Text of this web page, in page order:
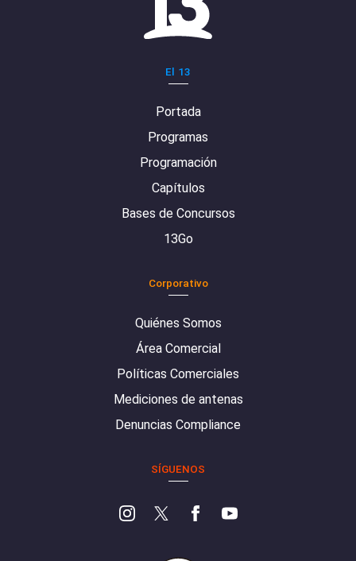
El 13
Portada
Programas
Programación
Capítulos
Bases de Concursos
13Go
Corporativo
Quiénes Somos
Área Comercial
Políticas Comerciales
Mediciones de antenas
Denuncias Compliance
SÍGUENOS